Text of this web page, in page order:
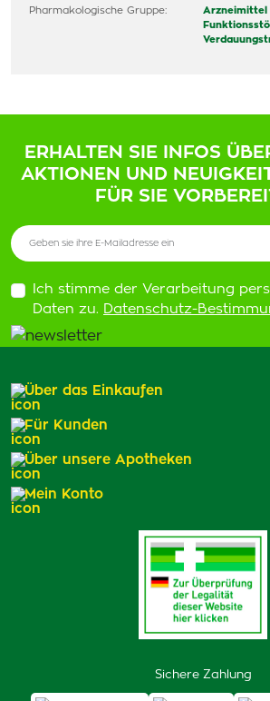
Pharmakologische Gruppe:
Arzneimittel
ERHALTEN SIE INFOS
AKTIONEN UND
FÜR SIE
Ich stimme der Verarbeitung
Daten zu. Datenschutz-
Sichere Zahlung
Über das Einkaufen
Für Kunden
Über unsere Apotheken
Mein Konto